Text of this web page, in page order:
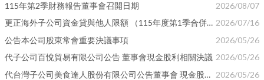
115年第2季財務報告董事會召開日期
2026/08/07
更正海外子公司資金貸與他人限額 （115年度第1季合併財報第43-44頁） 2026/07/16
公告本公司股東常會重要決議事項
2026/05/26
代子公司百悅貿易有限公司公告 董事會現金股利相關決議 2026/05/26
代台灣子公司美食達人股份有限公司公告董事會 現金股利相關決議 2026/05/26